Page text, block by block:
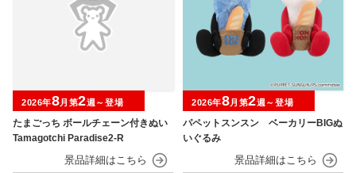
たまごっち ボールチェーン付きぬい
Tamagotchi Paradise2-R
2026年8月第2週～登場
パペットスンスン ベーカリーBIGぬ
いぐるみ
2026年8月第2週～登場